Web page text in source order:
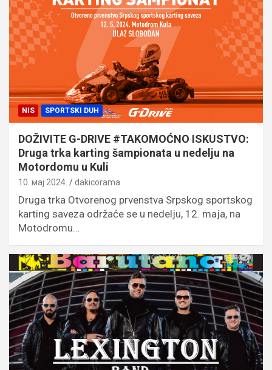
NIS SPORTSKI DUH
DOŽIVITE G-DRIVE #TAKOMOĆNO ISKUSTVO:
Druga trka karting šampionata u nedelju na
Motordomu u Kuli
10. мај 2024. dakicorama
Druga trka Otvorenog prvenstva Srpskog sportskog
karting saveza održaće se u nedelju, 12. maja, na
Motodromu…